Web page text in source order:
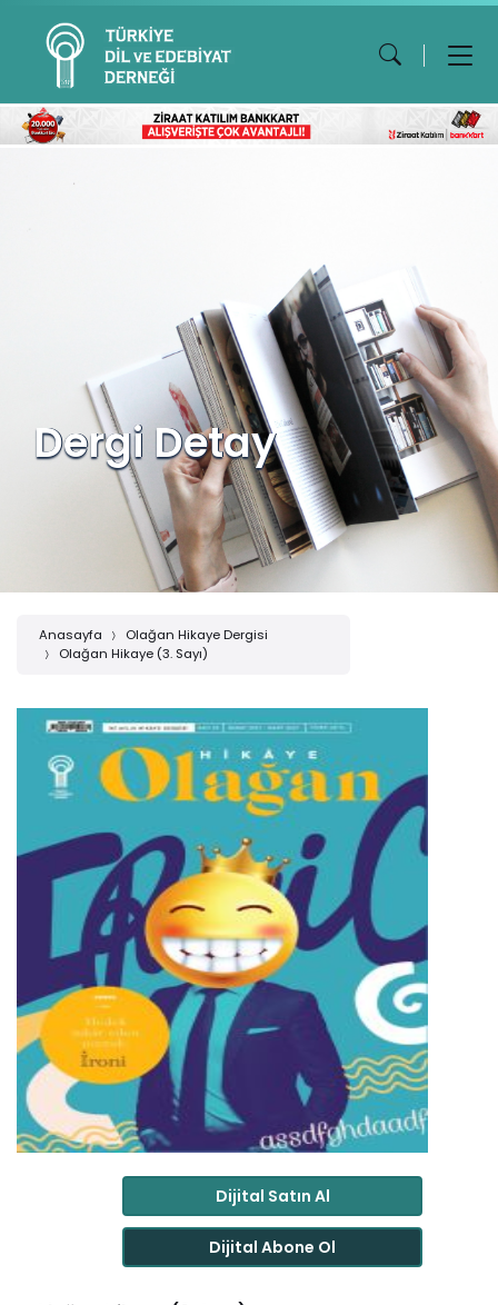
Dergi Detay
Anasayfa
Olağan Hikaye Dergisi
Olağan Hikaye (3. Sayı)
Dijital Satın Al
Dijital Abone Ol